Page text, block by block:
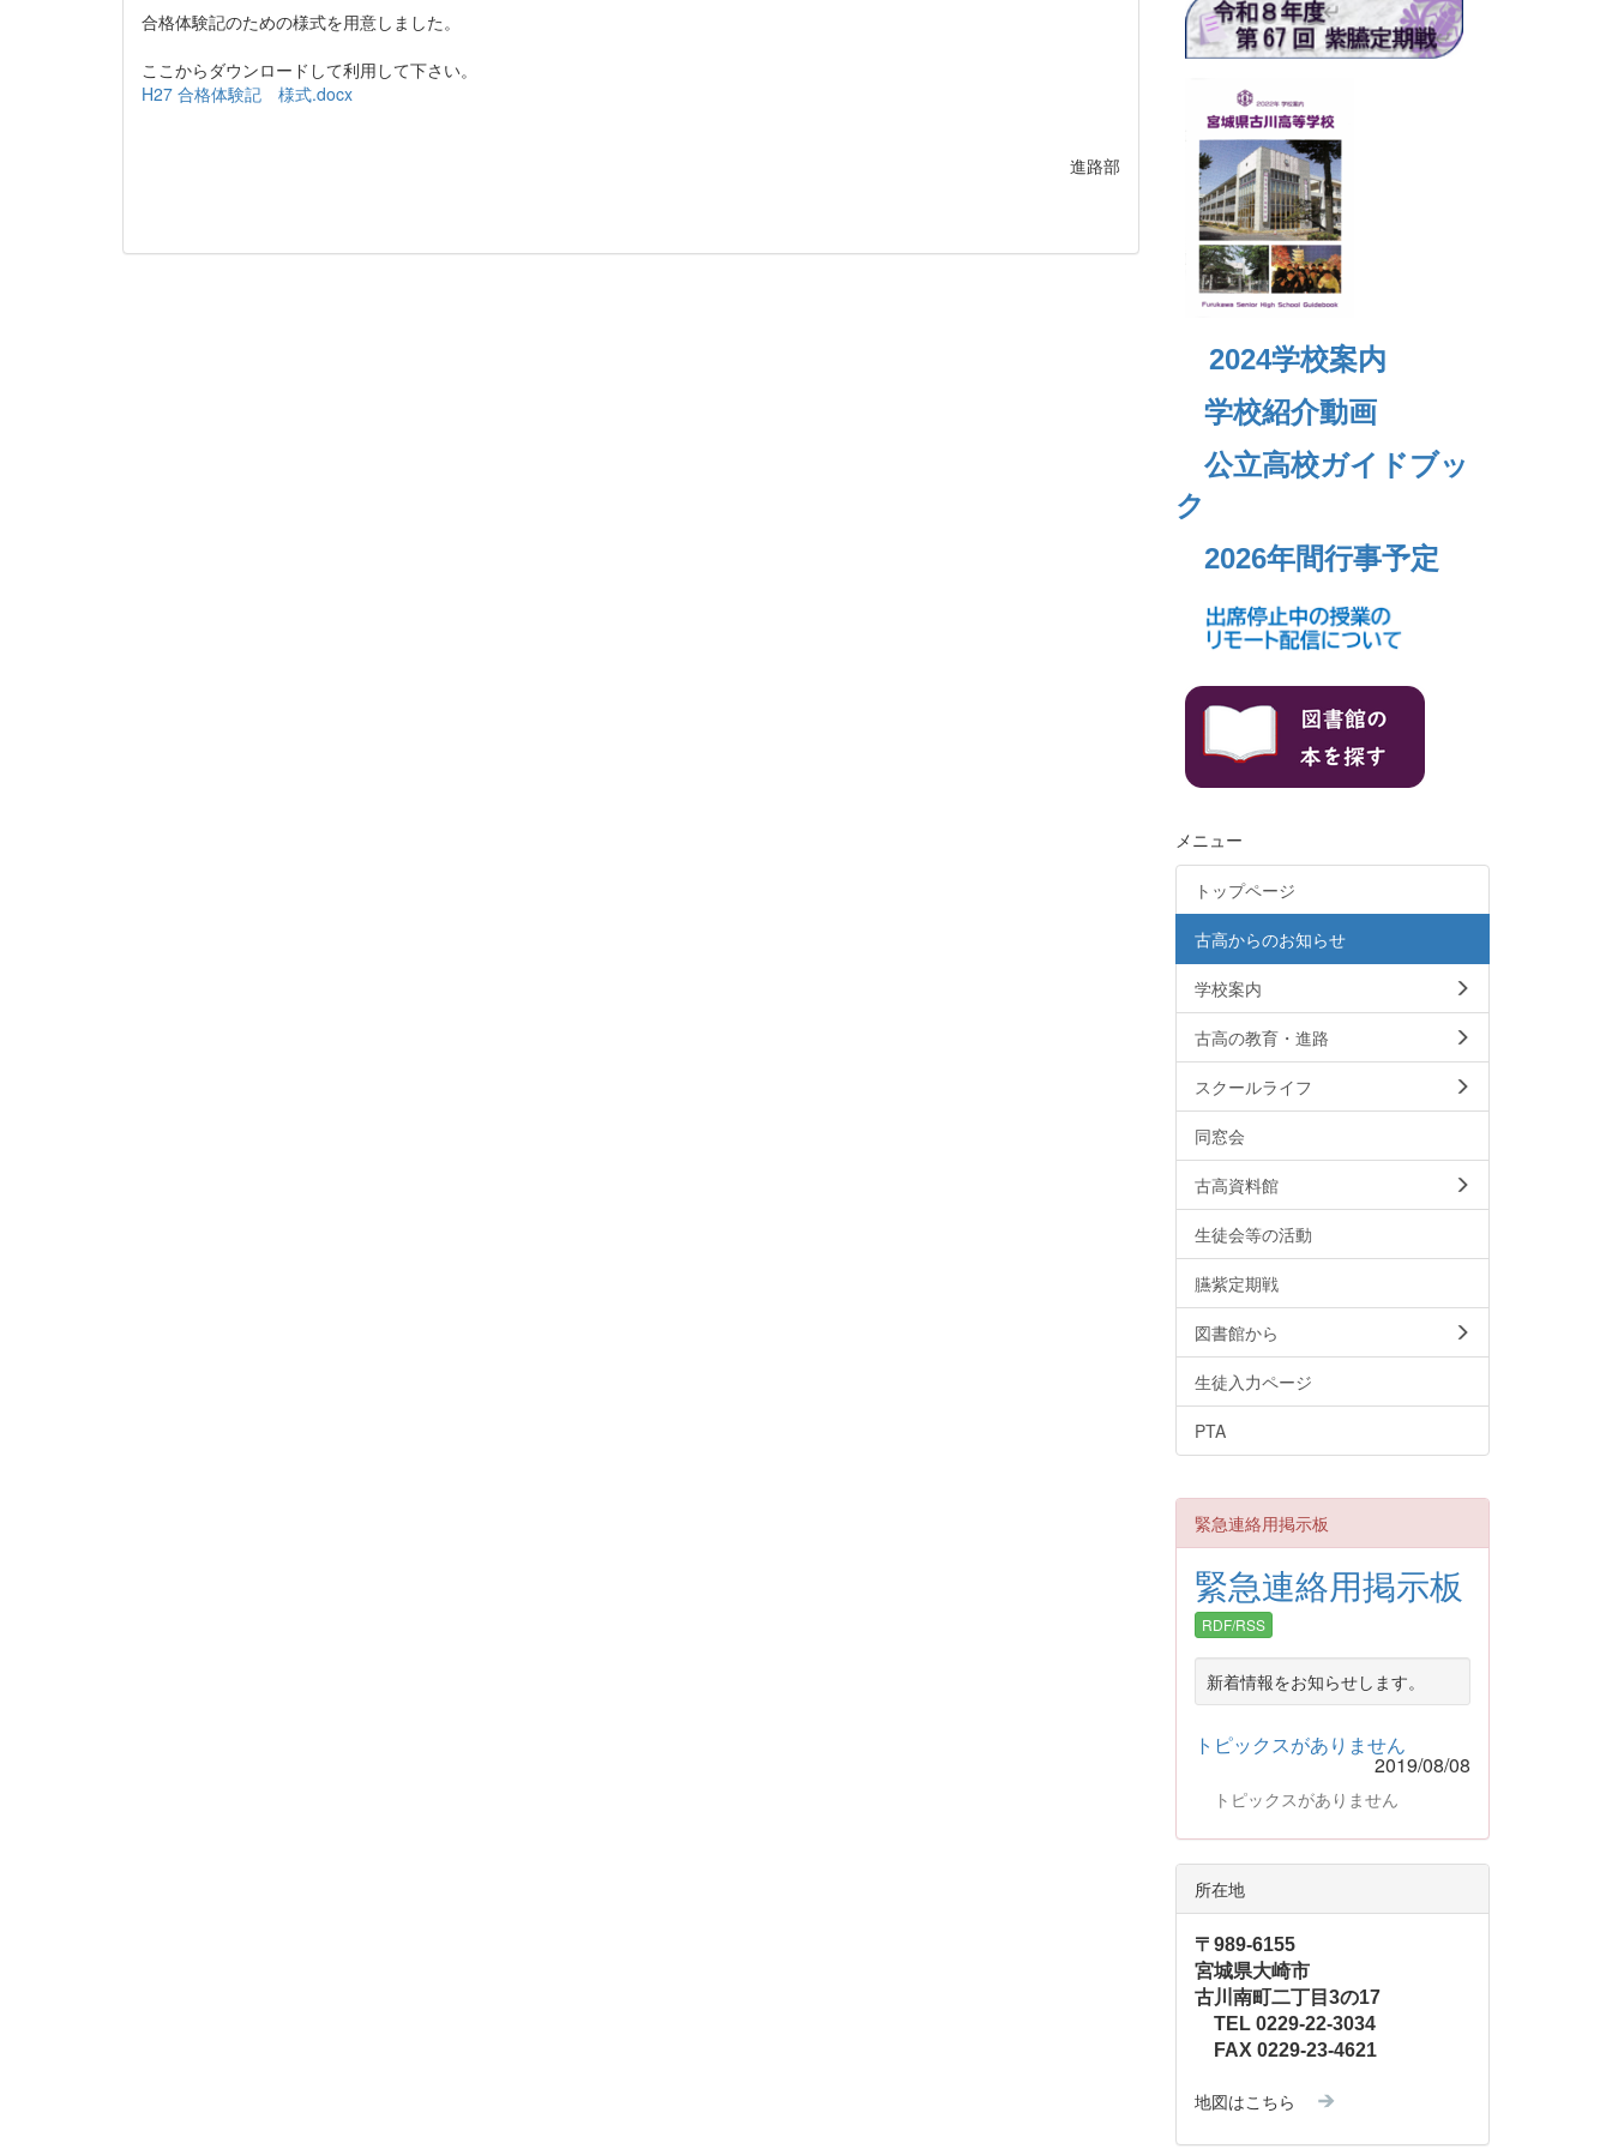
合格体験記のための様式を用意しました。
ここからダウンロードして利用して下さい。
H27 合格体験記 様式.docx
進路部
2024学校案内
学校紹介動画
公立高校ガイドブッ
ク
2026年間行事予定
メニュー
トップページ
古高からのお知らせ
学校案内
古高の教育・進路
スクールライフ
同窓会
古高資料館
生徒会等の活動
臙紫定期戦
図書館から
生徒入力ページ
PTA
緊急連絡用掲示板
緊急連絡用掲示板
RDF/RSS
新着情報をお知らせします。
トピックスがありません
2019/08/08
トピックスがありません
所在地
〒989-6155
宮城県大崎市
古川南町二丁目3の17
TEL 0229-22-3034
FAX 0229-23-4621
地図はこちら